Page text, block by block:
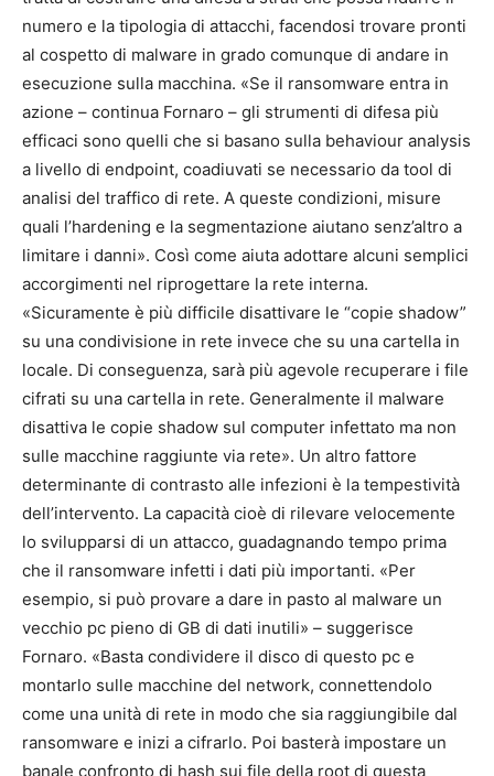
numero e la tipologia di attacchi, facendosi trovare pronti
al cospetto di malware in grado comunque di andare in
esecuzione sulla macchina. «Se il ransomware entra in
azione – continua Fornaro – gli strumenti di difesa più
efficaci sono quelli che si basano sulla behaviour analysis
a livello di endpoint, coadiuvati se necessario da tool di
analisi del traffico di rete. A queste condizioni, misure
quali l’hardening e la segmentazione aiutano senz’altro a
limitare i danni». Così come aiuta adottare alcuni semplici
accorgimenti nel riprogettare la rete interna.
«Sicuramente è più difficile disattivare le “copie shadow”
su una condivisione in rete invece che su una cartella in
locale. Di conseguenza, sarà più agevole recuperare i file
cifrati su una cartella in rete. Generalmente il malware
disattiva le copie shadow sul computer infettato ma non
sulle macchine raggiunte via rete». Un altro fattore
determinante di contrasto alle infezioni è la tempestività
dell’intervento. La capacità cioè di rilevare velocemente
lo svilupparsi di un attacco, guadagnando tempo prima
che il ransomware infetti i dati più importanti. «Per
esempio, si può provare a dare in pasto al malware un
vecchio pc pieno di GB di dati inutili» – suggerisce
Fornaro. «Basta condividere il disco di questo pc e
montarlo sulle macchine del network, connettendolo
come una unità di rete in modo che sia raggiungibile dal
ransomware e inizi a cifrarlo. Poi basterà impostare un
banale confronto di hash sui file della root di questa